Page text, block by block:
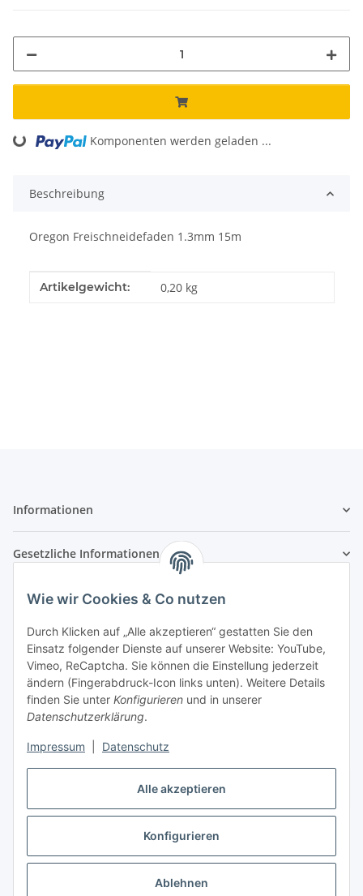
Alle akzeptieren
Konfigurieren
Ablehnen
Wie wir Cookies & Co nutzen
Durch Klicken auf „Alle akzeptieren“ gestatten Sie den
Einsatz folgender Dienste auf unserer Website: YouTube,
Vimeo, ReCaptcha. Sie können die Einstellung jederzeit
ändern (Fingerabdruck-Icon links unten). Weitere Details
finden Sie unter Konfigurieren und in unserer
Datenschutzerklärung.
Impressum Datenschutz
Loading... Komponenten werden geladen ...
Beschreibung
Oregon Freischneidefaden 1.3mm 15m
Produkteigenschaft
Wert
Artikelgewicht: 0,20 kg
Informationen
Gesetzliche Informationen
Zahlungsarten
Versandarten
Vertrag widerrufen
* Alle Preise inkl. gesetzlicher USt., zzgl.Versand